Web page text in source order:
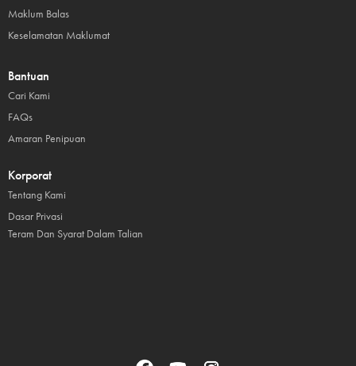
Maklum Balas
Keselamatan Maklumat
Bantuan
Cari Kami
FAQs
Amaran Penipuan
Korporat
Tentang Kami
Dasar Privasi
Teram Dan Syarat Dalam Talian